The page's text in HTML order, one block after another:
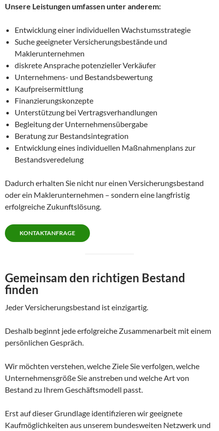
Unsere Leistungen umfassen unter anderem:
Entwicklung einer individuellen Wachstumsstrategie
Suche geeigneter Versicherungsbestände und
Maklerunternehmen
diskrete Ansprache potenzieller Verkäufer
Unternehmens- und Bestandsbewertung
Kaufpreisermittlung
Finanzierungskonzepte
Unterstützung bei Vertragsverhandlungen
Begleitung der Unternehmensübergabe
Beratung zur Bestandsintegration
Entwicklung eines individuellen Maßnahmenplans zur
Bestandsveredelung
Dadurch erhalten Sie nicht nur einen Versicherungsbestand
oder ein Maklerunternehmen – sondern eine langfristig
erfolgreiche Zukunftslösung.
KONTAKTANFRAGE
Gemeinsam den richtigen Bestand
finden
Jeder Versicherungsbestand ist einzigartig.
Deshalb beginnt jede erfolgreiche Zusammenarbeit mit einem
persönlichen Gespräch.
Wir möchten verstehen, welche Ziele Sie verfolgen, welche
Unternehmensgröße Sie anstreben und welche Art von
Bestand zu Ihrem Geschäftsmodell passt.
Erst auf dieser Grundlage identifizieren wir geeignete
Kaufmöglichkeiten aus unserem bundesweiten Netzwerk und